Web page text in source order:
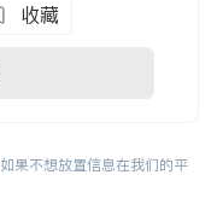
收藏
如果不想放置信息在我们的平